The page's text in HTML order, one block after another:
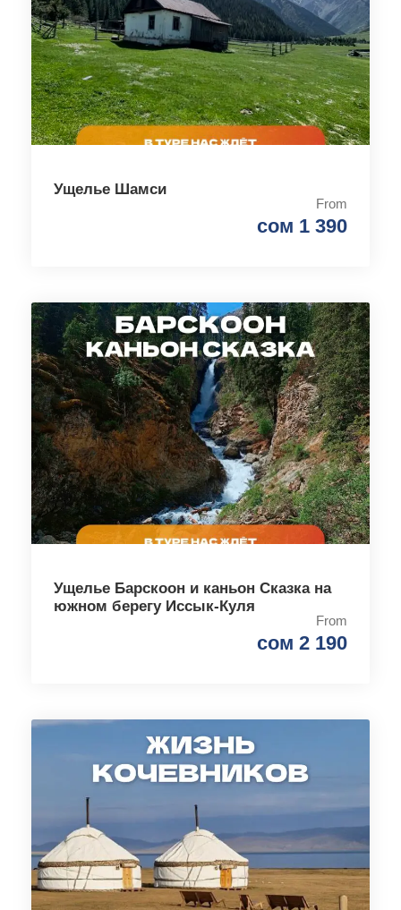
Ущелье Шамси
From
сом 1 390
Ущелье Барскоон и каньон Сказка на
южном берегу Иссык-Куля
From
сом 2 190